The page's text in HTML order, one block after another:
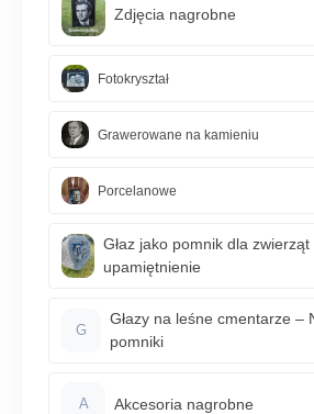
Zdjęcia nagrobne
Fotokryształ
Grawerowane na kamieniu
Porcelanowe
Głaz jako pomnik dla
upamiętnienie
G
Głazy na leśne cmentarze –
pomniki
A Akcesoria nagrobne